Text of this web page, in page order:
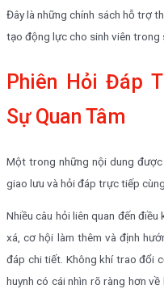
Đây là những chính sách hỗ trợ
tạo động lực cho sinh viên trong
Phiên Hỏi Đáp
Sự Quan Tâm
Một trong những nội dung
giao lưu và hỏi đáp trực tiếp
Nhiều câu hỏi liên quan đến
xá, cơ hội làm thêm và định
đáp chi tiết. Không khí trao đổi
huynh có cái nhìn rõ ràng hơn